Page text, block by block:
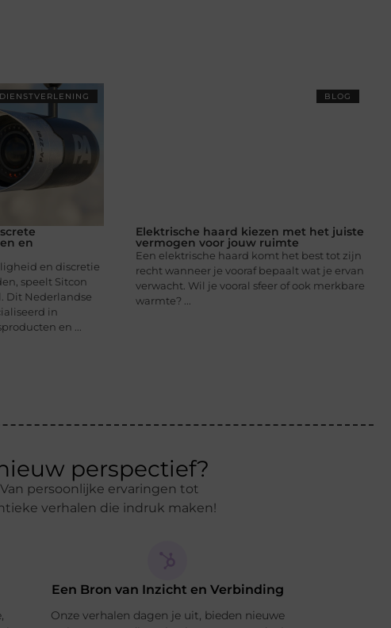
DIENSTVERLENING
en
en discretie
speelt Sitcon
Dit Nederlandse
in
en ...
BLOG
Elektrische haard kiezen met het juiste
vermogen voor jouw ruimte
Een elektrische haard komt het best tot zijn
recht wanneer je vooraf bepaalt wat je ervan
verwacht. Wil je vooral sfeer of ook merkbare
warmte? ...
perspectief?
persoonlijke ervaringen tot
verhalen die indruk maken!
Een Bron van Inzicht en Verbinding
Onze verhalen dagen je uit, bieden nieuwe